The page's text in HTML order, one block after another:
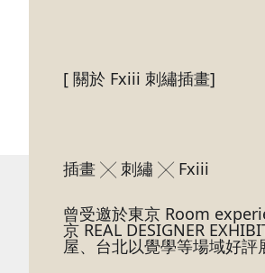
[ 關於 Fxiii 刺繡插畫]
插畫 ╳ 刺繡 ╳ Fxiii
曾受邀於東京 Room
京 REAL DESIGNER
屋、台北以覺學等場域好評